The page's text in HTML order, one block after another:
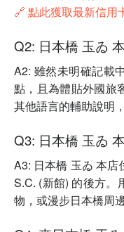
🔗 點此獲取最新信用
Q2: 日本橋 玉ゐ
A2: 雖然未明確記載
點，且為體貼外國旅
其他語言的輔助說明
Q3: 日本橋 玉ゐ
A3: 日本橋 玉ゐ 本
S.C. (新館) 的後方。
物，或漫步日本橋周